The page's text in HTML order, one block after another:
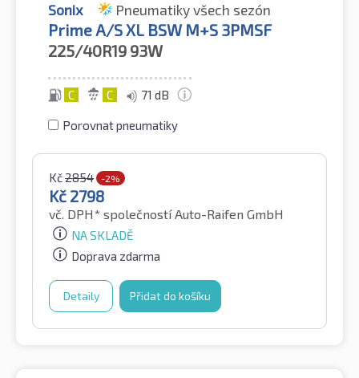
Sonix Pneumatiky všech sezón
Prime A/S XL BSW M+S 3PMSF
225/40R19 93W
C C 71 dB
Porovnat pneumatiky
Kč2854 -2%
Kč 2798
vč. DPH* společností Auto-Raifen GmbH
NA SKLADĚ
Doprava zdarma
Detaily Přidat do košíku